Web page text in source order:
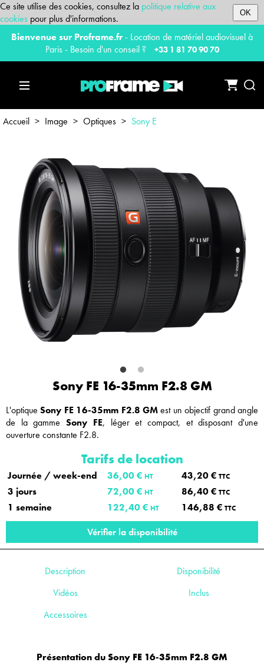
Ce site utilise des cookies, consultez la politique relative aux
cookies pour plus d'informations. OK
Bienvenue sur Proframe.fr- Location de matériel audiovisuel à
Paris - Besoin d'un conseil ?
+33 1 81 70 90 70
Accueil > Image > Optiques > Sony E
Sony FE 16-35mm F2.8 GM
L'optiqueSony FE 16-35mm F2.8 GMest un objectif grand angle
de la gammeSony FE, léger et compact, et disposant d'une
ouverture constante F2.8.
Tarifs de location
Journée / week-end 36,00 € HT 43,20 € TTC
3 jours 72,00 € HT 86,40 € TTC
1 semaine 122,40 € HT 146,88 € TTC
Vérifier la disponibilité
Description
Disponibilité
Vidéos
Inclus
Accessoires
Présentation du Sony FE 16-35mm F2.8 GM